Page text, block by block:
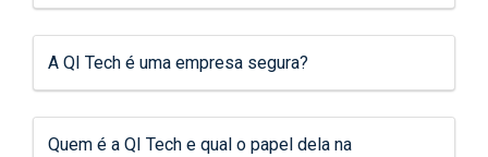
A QI Tech é uma empresa segura?
Quem é a QI Tech e qual o papel dela na